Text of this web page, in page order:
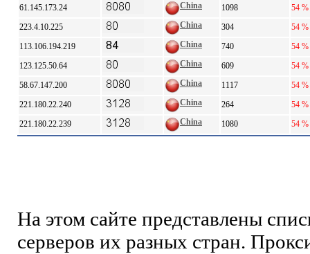
61.145.173.24
China 1098
54 %
223.4.10.225
China 304
54 %
113.106.194.219
China 740
54 %
123.125.50.64
China 609
54 %
58.67.147.200
China 1117
54 %
221.180.22.240
China 264
54 %
221.180.22.239
China 1080 54 %
На этом сайте представлены
серверов их разных стран.